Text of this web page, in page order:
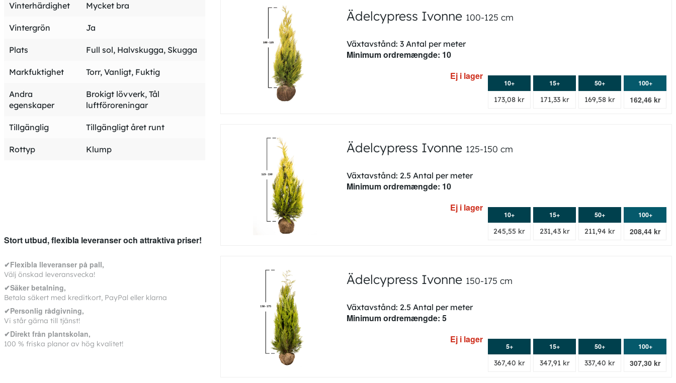
Vinterhärdighet Mycket bra
Vintergrön Ja
Plats Full sol, Halvskugga, Skugga
Markfuktighet Torr, Vanligt, Fuktig
Andra
egenskaper
Brokigt lövverk, Tål
luftföroreningar
Tillgänglig Tillgängligt året runt
Rottyp Klump
Ädelcypress Ivonne 100-125 cm
Växtavstånd: 3 Antal per meter
Minimum ordremængde: 10
10+
173,08 kr
15+
171,33 kr
50+
169,58 kr
100+
162,46 kr
Ej i lager
Ädelcypress Ivonne 125-150 cm
Växtavstånd: 2.5 Antal per meter
Minimum ordremængde: 10
10+
245,55 kr
15+
231,43 kr
50+
211,94 kr
100+
208,44 kr
Ej i lager
Ädelcypress Ivonne 150-175 cm
Växtavstånd: 2.5 Antal per meter
Minimum ordremængde: 5
5+
367,40 kr
15+
347,91 kr
50+
337,40 kr
100+
307,30 kr
Ej i lager
Stort utbud, flexibla leveranser och attraktiva priser!
✔Flexibla lleveranser på pall,
Välj önskad leveransvecka!
✔Säker betalning,
Betala säkert med kreditkort, PayPal eller klarna
✔Personlig rådgivning,
Vi står gärna till tjänst!
✔Direkt från plantskolan,
100 % friska planor av hög kvalitet!